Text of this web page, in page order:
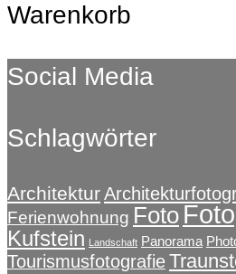
Warenkorb
Social Media
Schlagwörter
Architektur
Ferienwohnung Foto
Kufstein Landschaft Panorama
Tourismusfotografie